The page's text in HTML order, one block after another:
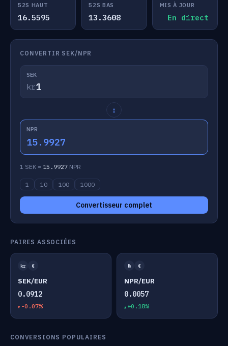
52S HAUT
16.5595
52S BAS
13.3608
MIS À JOUR
En direct
CONVERTIR SEK/NPR
SEK
kr
↕
NPR
15.9927
1 SEK = 15.9927 NPR
1 10 100 1000
Convertisseur complet
PAIRES ASSOCIÉES
kr €
SEK/EUR
0.0912
-0.07%
₨ €
NPR/EUR
0.0057
+0.18%
CONVERSIONS POPULAIRES